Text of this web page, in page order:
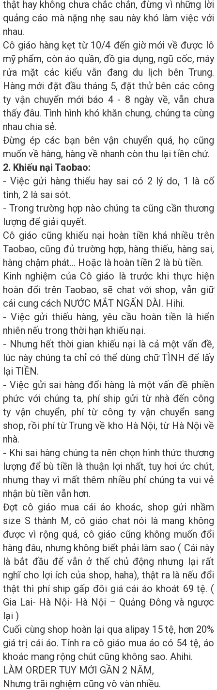
thật hay không chưa chắc chắn, đừng vì những lời
quảng cáo mà nặng nhẹ sau này khó làm việc với
nhau.
Cô giáo hàng kẹt từ 10/4 đến giờ mới về được lô
mỹ phẩm, còn áo quần, đồ gia dụng, ngũ cốc, máy
rửa mặt các kiểu vẫn đang du lịch bên Trung.
Hàng mới đặt đầu tháng 5, đặt thử bên các công
ty vận chuyển mới báo 4 - 8 ngày về, vẫn chưa
thấy đâu. Tình hình khó khăn chung, chúng ta cùng
nhau chia sẻ.
Đừng ép các bạn bên vận chuyển quá, họ cũng
muốn về hàng, hàng về nhanh còn thu lại tiền chứ.
2. Khiếu nại Taobao:
- Việc gửi hàng thiếu hay sai có 2 lý do, 1 là cố
tình, 2 là sai sót.
- Trong trường hợp nào chúng ta cũng cần thương
lượng để giải quyết.
Cô giáo cũng khiếu nại hoàn tiền khá nhiều trên
Taobao, cũng đủ trường hợp, hàng thiếu, hàng sai,
hàng chậm phát… Hoặc là hoàn tiền 2 là bù tiền.
Kinh nghiệm của Cô giáo là trước khi thực hiện
hoàn đổi trên Taobao, sẽ chat với shop, vẫn giữ
cái cung cách NƯỚC MẮT NGẤN DÀI. Hihi.
- Việc gửi thiếu hàng, yêu cầu hoàn tiền là hiển
nhiên nếu trong thời hạn khiếu nại.
- Nhưng hết thời gian khiếu nại là cả một vấn đề,
lúc này chúng ta chỉ có thể dùng chữ TÌNH để lấy
lại TIỀN.
- Việc gửi sai hàng đổi hàng là một vấn đề phiền
phức với chúng ta, phí ship gửi từ nhà đến công
ty vận chuyển, phí từ công ty vận chuyển sang
shop, rồi phí từ Trung về kho Hà Nội, từ Hà Nội về
nhà.
- Khi sai hàng chúng ta nên chọn hình thức thương
lượng để bù tiền là thuận lợi nhất, tuy hơi ức chút,
nhưng thay vì mất thêm nhiều phí chúng ta vui vẻ
nhận bù tiền vẫn hơn.
Đợt cô giáo mua cái áo khoác, shop gửi nhầm
size S thành M, cô giáo chat nói là mang không
được vì rộng quá, cô giáo cũng không muốn đổi
hàng đâu, nhưng không biết phải làm sao ( Cái này
là bắt đầu để vẫn ở thế chủ động nhưng lại rất
nghĩ cho lợi ích của shop, haha), thật ra là nếu đổi
thật thì phí ship gấp đôi giá cái áo khoát 69 tệ. (
Gia Lai- Hà Nội- Hà Nội – Quảng Đông và ngược
lại )
Cuối cùng shop hoàn lại qua alipay 15 tệ, hơn 20%
giá trị cái áo. Tính ra cô giáo mua áo có 54 tệ, áo
khoác mang rộng chút cũng không sao. Ahihi.
LÀM ORDER TUY MỚI GẦN 2 NĂM,
Nhưng trãi nghiệm cũng vô vàn nhiều.